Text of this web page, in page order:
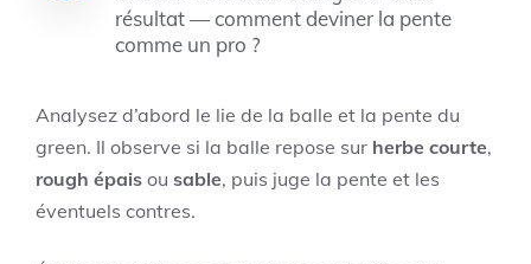
résultat — comment deviner la pente
comme un pro ?
Analysez d’abord le lie de la balle et la pente du
green. Il observe si la balle repose sur herbe courte,
rough épais ou sable, puis juge la pente et les
éventuels contres.